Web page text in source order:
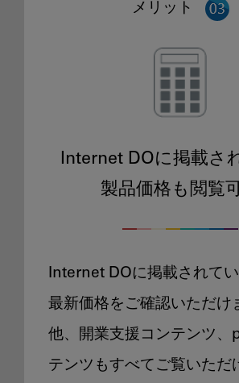
メリット
Internet DOに掲載さ
製品価格も閲覧
Internet DOに掲載されて
最新価格をご確認いただけ
他、開業支援コンテンツ、
テンツもすべてご覧いただ